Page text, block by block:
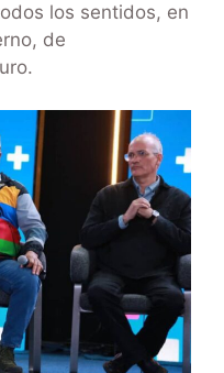
los sentidos, en
de